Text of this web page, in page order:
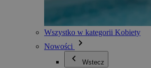
Wszystko w kategorii Kobiety
Nowości
Wstecz